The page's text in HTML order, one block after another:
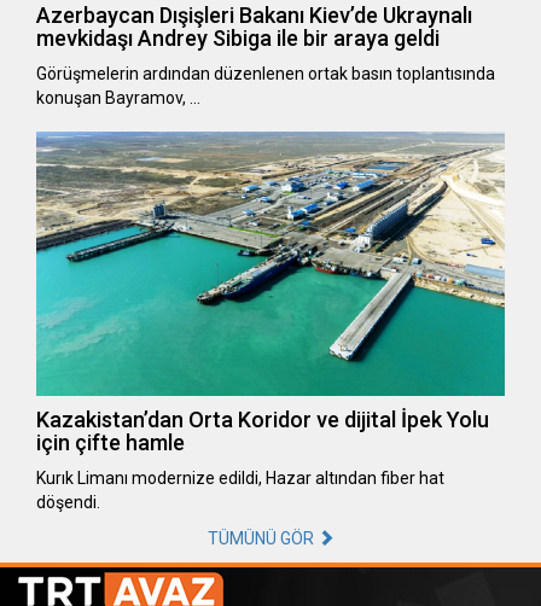
Azerbaycan Dışişleri Bakanı Kiev’de Ukraynalı
mevkidaşı Andrey Sibiga ile bir araya geldi
Görüşmelerin ardından düzenlenen ortak basın toplantısında
konuşan Bayramov, …
Kazakistan’dan Orta Koridor ve dijital İpek Yolu
için çifte hamle
Kurık Limanı modernize edildi, Hazar altından fiber hat
döşendi.
TÜMÜNÜ GÖR